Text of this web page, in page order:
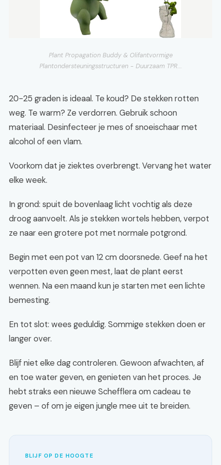
Plant Propagation Buddy & Olifantvormige
Plantondersteuningsstructuren - Duurzaam TPR...
20-25 graden is ideaal. Te koud? De stekken rotten
weg. Te warm? Ze verdorren. Gebruik schoon
materiaal. Desinfecteer je mes of snoeischaar met
alcohol of een vlam.
Voorkom dat je ziektes overbrengt. Vervang het water
elke week.
In grond: spuit de bovenlaag licht vochtig als deze
droog aanvoelt. Als je stekken wortels hebben, verpot
ze naar een grotere pot met normale potgrond.
Begin met een pot van 12 cm doorsnede. Geef na het
verpotten even geen mest, laat de plant eerst
wennen. Na een maand kun je starten met een lichte
bemesting.
En tot slot: wees geduldig. Sommige stekken doen er
langer over.
Blijf niet elke dag controleren. Gewoon afwachten, af
en toe water geven, en genieten van het proces. Je
hebt straks een nieuwe Schefflera om cadeau te
geven – of om je eigen jungle mee uit te breiden.
BLIJF OP DE HOOGTE